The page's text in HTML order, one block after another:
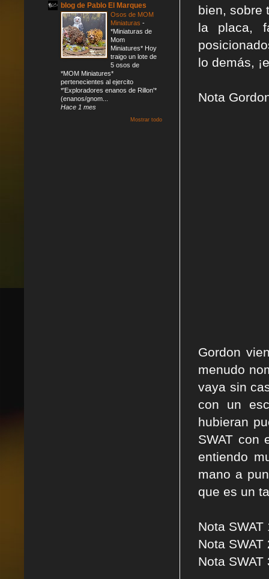
bien, sobre
la placa,
lo demás,
Nota
Gordon
menudo
vaya sin
con un
hubieran
SWAT con
entiendo
mano a
que es un
Nota
Nota
Nota
blog de Pablo El Marques
Osos de MOM
Miniaturas -
*Miniaturas de
Mom
Miniatures* Hoy
traigo un lote de
5 osos de
*MOM Miniatures*
pertenecientes al ejercito
*'Exploradores enanos de Rillon'*
(enanos/gnom...
Hace 1 mes
Mostrar todo